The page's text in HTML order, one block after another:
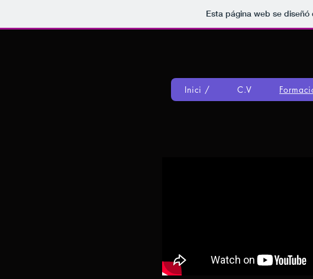
Esta página web se
Inici / C.V